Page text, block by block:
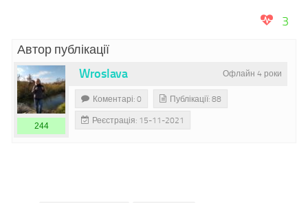
3
Автор публікації
Офлайн 4 роки
Wroslava
244
Коментарі: 0 Публікації: 88
Реєстрація: 15-11-2021